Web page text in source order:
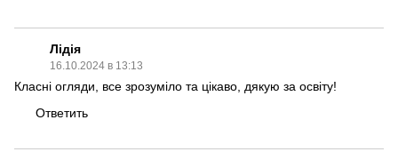
Лідія
16.10.2024 в 13:13
Класні огляди, все зрозуміло та цікаво, дякую за освіту!
Ответить